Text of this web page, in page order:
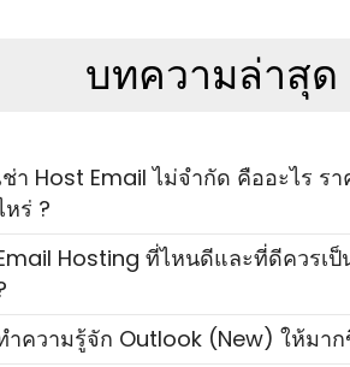
บทความล่าสุด
ช่า Host Email ไม่จำกัด คืออะไร รา
หร่ ?
Hosting ที่ไหนดีและที่ดีควรเป็
ำความรู้จัก Outlook (New) ให้มา